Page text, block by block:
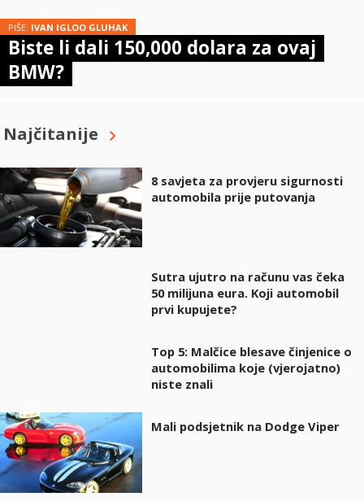
PIŠE: IVAN IGLOO GLUHAK
Biste li dali 150,000 dolara za ovaj
BMW?
Najčitanije
8 savjeta za provjeru sigurnosti
automobila prije putovanja
Sutra ujutro na računu vas čeka
50 milijuna eura. Koji automobil
prvi kupujete?
Top 5: Malčice blesave činjenice o
automobilima koje (vjerojatno)
niste znali
Mali podsjetnik na Dodge Viper